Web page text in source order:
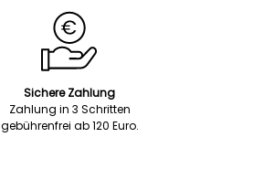
Sichere Zahlung
Zahlung in 3 Schritten
gebührenfrei ab 120 Euro.